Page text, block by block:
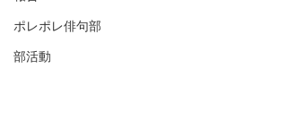
ポレポレ俳句部
部活動